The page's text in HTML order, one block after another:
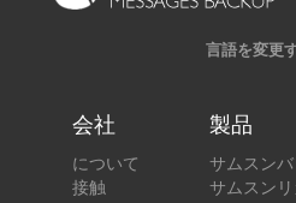
言語を変更
会社
について
接触
製品
サムスン
サムスン